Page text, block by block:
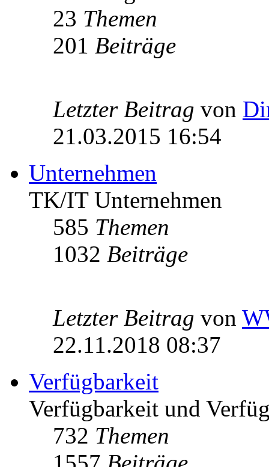
23 Themen
201 Beiträge
Letzter Beitrag von
21.03.2015 16:54
Unternehmen
TK/IT Unternehmen
585 Themen
1032 Beiträge
Letzter Beitrag von
22.11.2018 08:37
Verfügbarkeit
Verfügbarkeit und
732 Themen